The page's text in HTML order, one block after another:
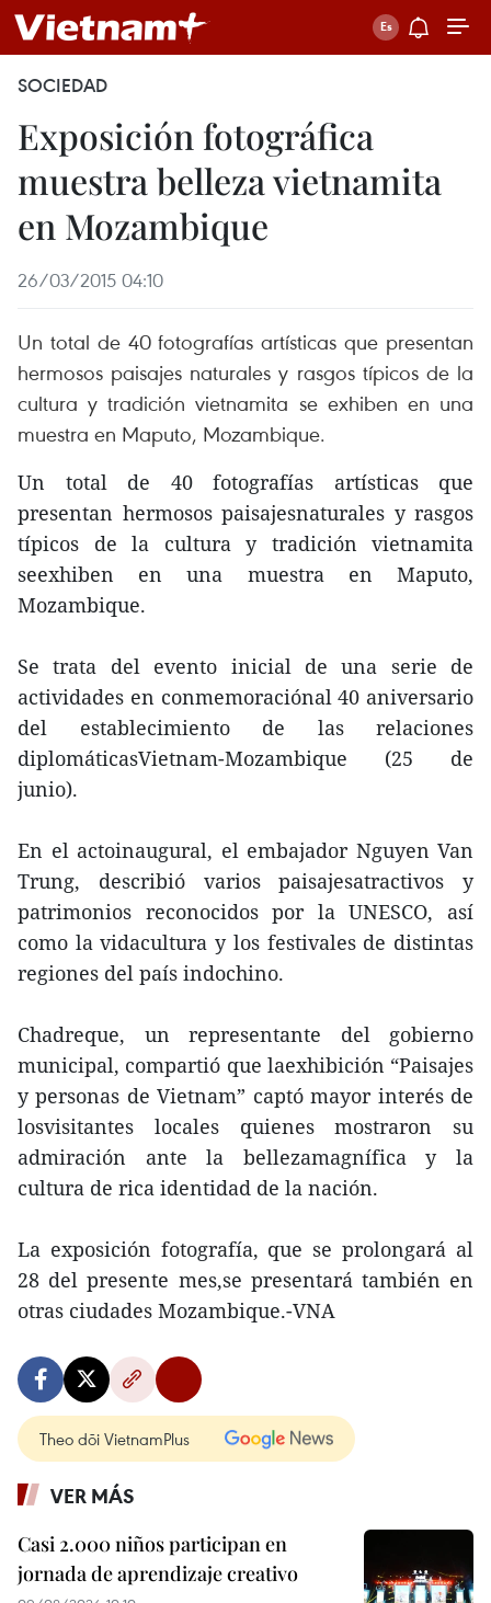
SOCIEDAD
Exposición fotográfica
muestra belleza vietnamita
en Mozambique
26/03/2015 04:10
Un total de 40 fotografías artísticas que presentan
hermosos paisajes naturales y rasgos típicos de la
cultura y tradición vietnamita se exhiben en una
muestra en Maputo, Mozambique.
Un total de 40 fotografías artísticas que
presentan hermosos paisajesnaturales y rasgos
típicos de la cultura y tradición vietnamita
seexhiben en una muestra en Maputo,
Mozambique.
Se trata del evento inicial de una serie de
actividades en conmemoraciónal 40 aniversario
del establecimiento de las relaciones
diplomáticasVietnam-Mozambique (25 de
junio).
En el actoinaugural, el embajador Nguyen Van
Trung, describió varios paisajesatractivos y
patrimonios reconocidos por la UNESCO, así
como la vidacultura y los festivales de distintas
regiones del país indochino.
Chadreque, un representante del gobierno
municipal, compartió que laexhibición “Paisajes
y personas de Vietnam” captó mayor interés de
losvisitantes locales quienes mostraron su
admiración ante la bellezamagnífica y la
cultura de rica identidad de la nación.
La exposición fotografía, que se prolongará al
28 del presente mes,se presentará también en
otras ciudades Mozambique.-VNA
Theo dõi VietnamPlus
VER MÁS
Casi 2.000 niños participan en
jornada de aprendizaje creativo